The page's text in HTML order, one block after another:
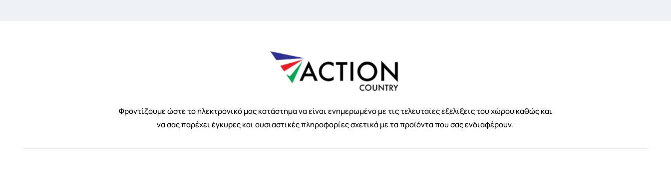
Φροντίζουμε ώστε το ηλεκτρονικό μας κατάστημα να είναι ενημερωμένο με τις τελευταίες εξελίξεις του χώρου καθώς και
να σας παρέχει έγκυρες και ουσιαστικές πληροφορίες σχετικά με τα προϊόντα που σας ενδιαφέρουν.